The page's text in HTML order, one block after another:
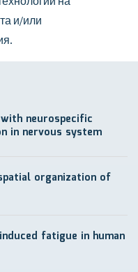
и/или
neurospecific
in nervous system
organization of
fatigue in human